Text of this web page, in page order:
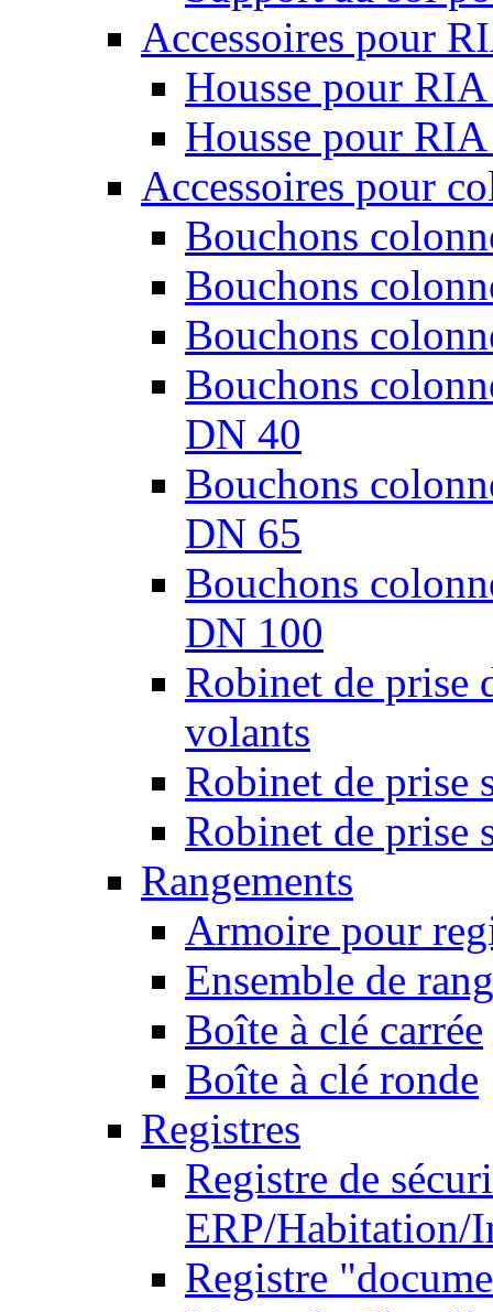
Accessoires pour
Housse pour
Housse pour
Accessoires pour
Bouchons
Bouchons
Bouchons
Bouchons
DN 40
Bouchons
DN 65
Bouchons
DN 100
Robinet de prise
volants
Robinet de prise
Robinet de prise
Rangements
Armoire pour
Ensemble de
Boîte à clé carrée
Boîte à clé ronde
Registres
Registre de
ERP/Habitation/
Registre